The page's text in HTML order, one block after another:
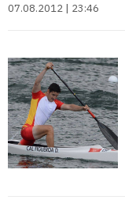
07.08.2012 | 23:46